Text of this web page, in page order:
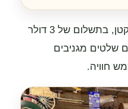
מול הפאב יש גם מין מוזיאון קטן, בתשלום של 3 דולר
שלטים מגניבים
חוויה.